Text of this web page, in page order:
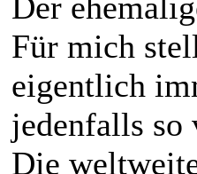
Für mich
eigentlich
jedenfalls so
Die